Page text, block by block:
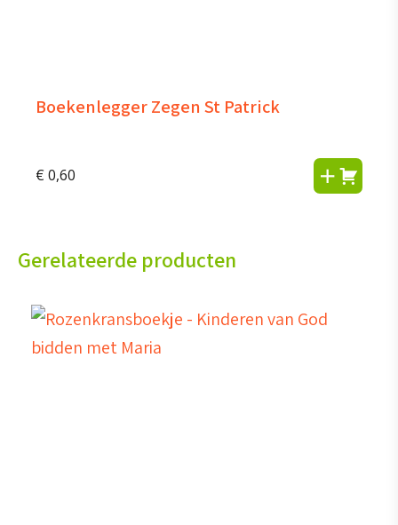
Boekenlegger Zegen St Patrick
€ 0,60
Gerelateerde producten